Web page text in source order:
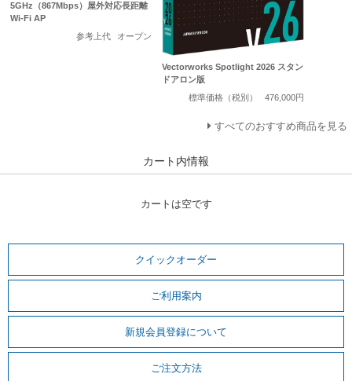
5GHz（867Mbps）屋外対応長距離
Wi-Fi AP
参考上代
オープン
Vectorworks Spotlight 2026 スタン
ドアロン版
標準価格（税別）
476,000円
すべてのおすすめ商品を見る
カート内情報
カートは空です
クイックオーダー
ご利用案内
新規会員登録について
ご注文方法